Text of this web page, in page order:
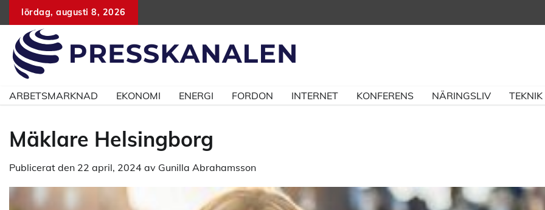
Hoppa
innehåll
lördag, augusti 8, 2026
ARBETSMARKNAD EKONOMI ENERGI FORDON INTERNET KONFERENS NÄRINGSLIV TEKNIK
Mäklare Helsingborg
Publicerat den 22 april, 2024 av Gunilla Abrahamsson